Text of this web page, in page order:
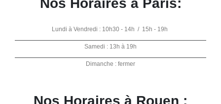
Nos Horaires à Paris:
Lundi à Vendredi : 10h30 - 14h / 15h - 19h
Samedi : 13h à 19h
Dimanche : fermer
Nos Horaires à Rouen :